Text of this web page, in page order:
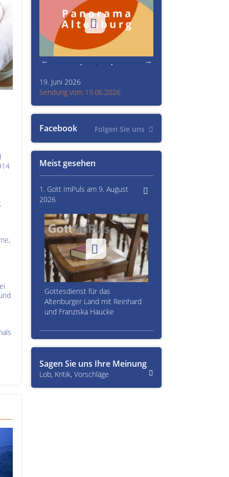
Meist gesehen
1. Gott ImPuls am 9. August
2026
Gottesdienst für das
Altenburger Land mit Reinhard
und Franziska Haucke
Facebook Folgen Sie uns
19. Juni 2026
Sendung vom 19.06.2026
Sagen Sie uns Ihre Meinung
Lob, Kritik, Vorschläge